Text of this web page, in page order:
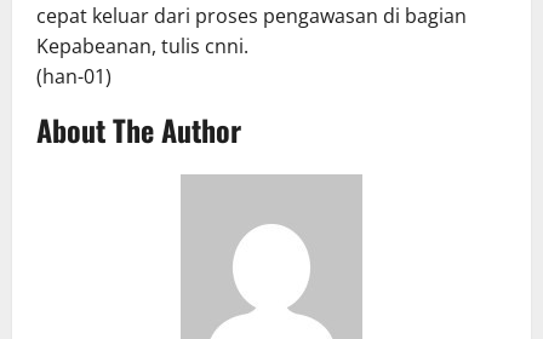
cepat keluar dari proses pengawasan di bagian
Kepabeanan, tulis cnni.
(han-01)
About The Author